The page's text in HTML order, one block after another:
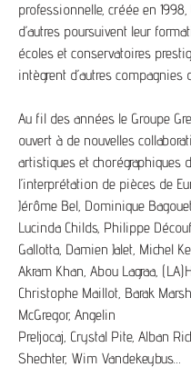
professionnelle, créée en
d’autres poursuivent leur
écoles et conservatoires
intègrent d’autres compagnies
Au fil des années le Groupe
ouvert à de nouvelles
artistiques et chorégraphiques
l’interprétation de pièces de
Jérôme Bel, Dominique
Lucinda Childs, Philippe
Gallotta, Damien Jalet, Michel
Akram Khan, Abou Lagraa,
Christophe Maillot, Barak
McGregor, Angelin
Preljocaj, Crystal Pite, Alban
Shechter, Wim Vandekeybus…